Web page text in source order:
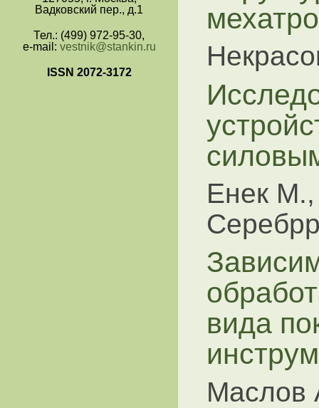
Вадковский пер., д.1
Тел.: (499) 972-95-30,
e-mail: vestnik@stankin.ru
ISSN 2072-3172
Енек
вида
Маслов